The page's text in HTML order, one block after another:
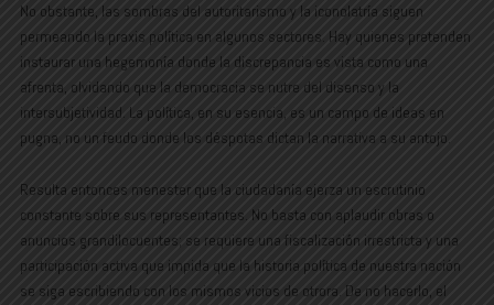
No obstante, las sombras del autoritarismo y la iconolatría siguen
permeando la praxis política en algunos sectores. Hay quienes pretenden
instaurar una hegemonía donde la discrepancia es vista como una
afrenta, olvidando que la democracia se nutre del disenso y la
intersubjetividad. La política, en su esencia, es un campo de ideas en
pugna, no un feudo donde los déspotas dictan la narrativa a su antojo.
Resulta entonces menester que la ciudadanía ejerza un escrutinio
constante sobre sus representantes. No basta con aplaudir obras o
anuncios grandilocuentes; se requiere una fiscalización irrestricta y una
participación activa que impida que la historia política de nuestra nación
se siga escribiendo con los mismos vicios de otrora. De no hacerlo, el